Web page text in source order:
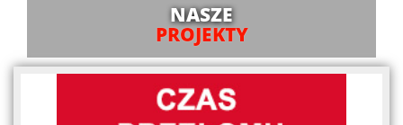
NASZE
PROJEKTY